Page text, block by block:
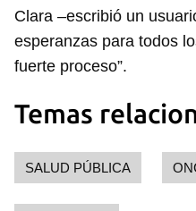
Clara –escribió un
esperanzas para todos
fuerte proceso”.
Temas
SALUD PÚBLICA